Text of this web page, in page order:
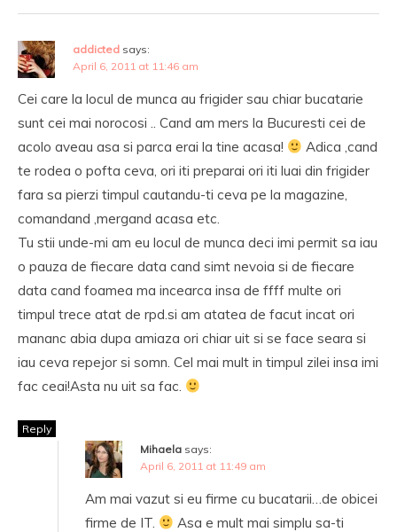
addicted says:
April 6, 2011 at 11:46 am
Cei care la locul de munca au frigider sau chiar bucatarie
sunt cei mai norocosi .. Cand am mers la Bucuresti cei de
acolo aveau asa si parca erai la tine acasa!
Adica ,cand
te rodea o pofta ceva, ori iti preparai ori iti luai din frigider
fara sa pierzi timpul cautandu-ti ceva pe la magazine,
comandand ,mergand acasa etc.
Tu stii unde-mi am eu locul de munca deci imi permit sa iau
o pauza de fiecare data cand simt nevoia si de fiecare
data cand foamea ma incearca insa de ffff multe ori
timpul trece atat de rpd.si am atatea de facut incat ori
mananc abia dupa amiaza ori chiar uit si se face seara si
iau ceva repejor si somn. Cel mai mult in timpul zilei insa imi
fac ceai!Asta nu uit sa fac.
Reply
Mihaela says:
April 6, 2011 at 11:49 am
Am mai vazut si eu firme cu bucatarii…de obicei
firme de IT.
Asa e mult mai simplu sa-ti